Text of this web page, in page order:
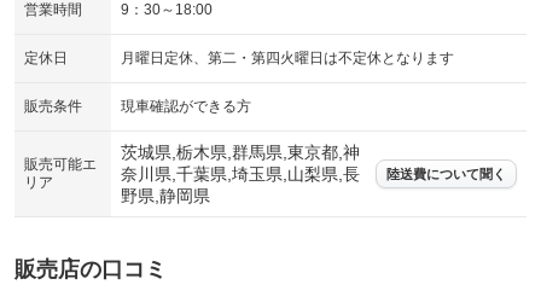
営業時間 9：30～18:00
定休日 月曜日定休、第二・第四火曜日は不定休となります
販売条件 現車確認ができる方
販売可能エ
リア
茨城県,栃木県,群馬県,東京都,神
奈川県,千葉県,埼玉県,山梨県,長
野県,静岡県
陸送費について聞く
販売店の口コミ